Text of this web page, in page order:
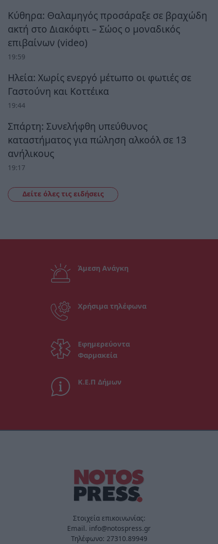
Κύθηρα: Θαλαμηγός προσάραξε σε βραχώδη
ακτή στο Διακόφτι – Σώος ο μοναδικός
επιβαίνων (video)
19:59
Ηλεία: Χωρίς ενεργό μέτωπο οι φωτιές σε
Γαστούνη και Κοττέικα
19:44
Σπάρτη: Συνελήφθη υπεύθυνος
καταστήματος για πώληση αλκοόλ σε 13
ανήλικους
19:17
Δείτε όλες τις ειδήσεις
Άμεση Ανάγκη
Χρήσιμα τηλέφωνα
Εφημερεύοντα
Φαρμακεία
Κ.Ε.Π Δήμων
Στοιχεία επικοινωνίας:
Email. info@notospress.gr
Τηλέφωνο: 27310.89949